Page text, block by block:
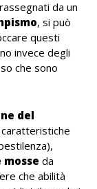
da un
, si può
questi
invece degli
che sono
del
da
che abilità